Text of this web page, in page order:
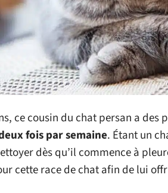
ce cousin du chat persan a des
fois par semaine. Étant un
dès qu’il commence à
cette race de chat afin de lui